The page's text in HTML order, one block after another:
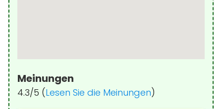
Meinungen
4.3/5 (Lesen Sie die Meinungen)